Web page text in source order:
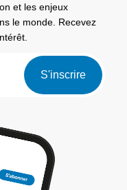
et les enjeux
le monde. Recevez
S'inscrire